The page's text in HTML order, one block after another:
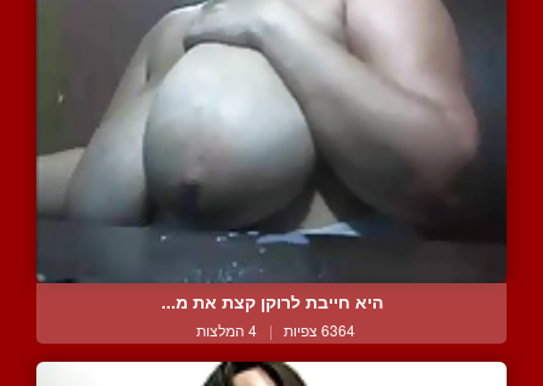
היא חייבת לרוקן קצת את מ...
6364 צפיות | 4 המלצות